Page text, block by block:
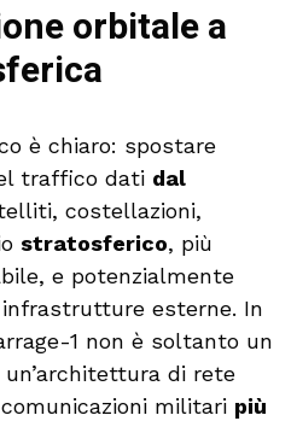
orbitale a
è chiaro: spostare
traffico dati dal
costellazioni,
stratosferico, più
e potenzialmente
esterne. In
1 non è soltanto un
un’architettura di rete
militari più